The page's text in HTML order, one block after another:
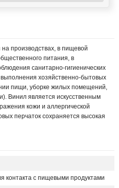
производствах, в пищевой
питания, в
санитарно-гигиенических
хозяйственно-бытовых
пищи, уборке жилых помещений,
Винил является искусственным
кожи и аллергической
перчаток сохраняется высокая
контакта с пищевыми продуктами